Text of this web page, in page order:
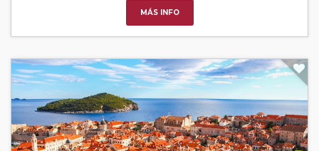
MÁS INFO